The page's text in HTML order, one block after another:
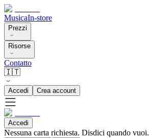
MusicaIn-store
Prezzi
Risorse
Contatto
🇮🇹
Accedi Crea account
Accedi
Nessuna carta richiesta. Disdici quando vuoi.